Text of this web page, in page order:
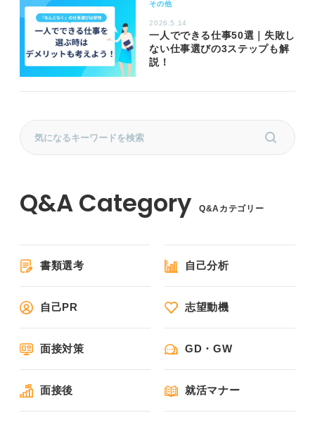
その他
2026.5.14
一人でできる仕事50選｜失敗し
ない仕事選びの3ステップも解
説！
Q&Aカテゴリー
書類選考 自己分析
自己PR 志望動機
面接対策 GD・GW
面接後 就活マナー